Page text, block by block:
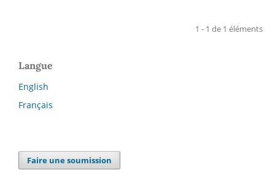
1 - 1 de 1 éléments
Langue
English
Français
Faire une soumission